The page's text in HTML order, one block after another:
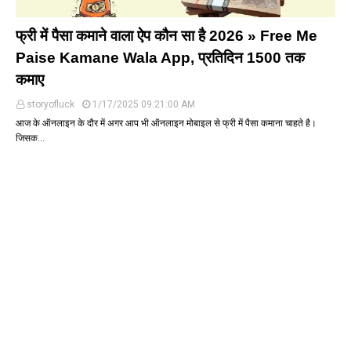
फ्री में पैसा कमाने वाला ऐप कौन सा है 2026 » Free Me
Paise Kamane Wala App, प्रतिदिन 1500 तक
कमाए
storyofluck
1/17/2025 09:21:00 AM
आज के ऑनलाइन के दौर में अगर आप भी ऑनलाइन मोबाइल से फ्री में पैसा कमाना चाहते है।
जिसक…